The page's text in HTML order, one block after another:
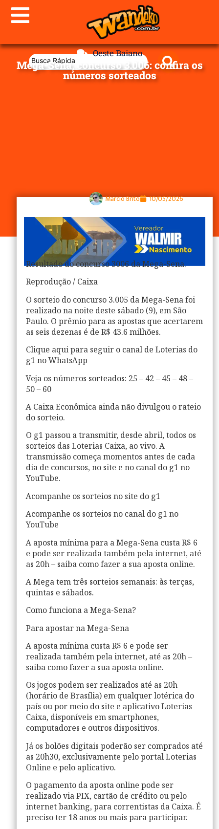
Oeste Baiano
Mega-Sena, concurso 3.006: confira os
números sorteados
Marcio Brito 10/05/2026
Resultado do concurso 3006 da Mega-Sena.
Reprodução / Caixa
O sorteio do concurso 3.005 da Mega-Sena foi
realizado na noite deste sábado (9), em São
Paulo. O prêmio para as apostas que acertarem
as seis dezenas é de R$ 43.6 milhões.
Clique aqui para seguir o canal de Loterias do
g1 no WhatsApp
Veja os números sorteados: 25 – 42 – 45 – 48 –
50 – 60
A Caixa Econômica ainda não divulgou o rateio
do sorteio.
O g1 passou a transmitir, desde abril, todos os
sorteios das Loterias Caixa, ao vivo. A
transmissão começa momentos antes de cada
dia de concursos, no site e no canal do g1 no
YouTube.
Acompanhe os sorteios no site do g1
Acompanhe os sorteios no canal do g1 no
YouTube
A aposta mínima para a Mega-Sena custa R$ 6
e pode ser realizada também pela internet, até
as 20h – saiba como fazer a sua aposta online.
A Mega tem três sorteios semanais: às terças,
quintas e sábados.
Como funciona a Mega-Sena?
Para apostar na Mega-Sena
A aposta mínima custa R$ 6 e pode ser
realizada também pela internet, até as 20h –
saiba como fazer a sua aposta online.
Os jogos podem ser realizados até as 20h
(horário de Brasília) em qualquer lotérica do
país ou por meio do site e aplicativo Loterias
Caixa, disponíveis em smartphones,
computadores e outros dispositivos.
Já os bolões digitais poderão ser comprados até
as 20h30, exclusivamente pelo portal Loterias
Online e pelo aplicativo.
O pagamento da aposta online pode ser
realizado via PIX, cartão de crédito ou pelo
internet banking, para correntistas da Caixa. É
preciso ter 18 anos ou mais para participar.